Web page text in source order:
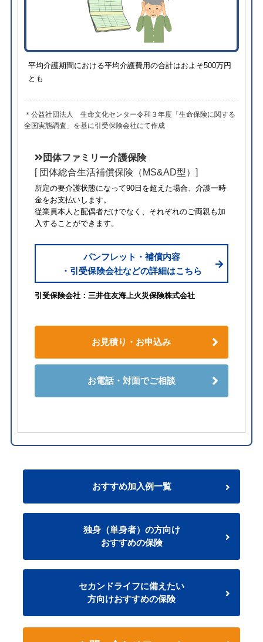
平均介護期間における平均介護費用の合計はおよそ500万円
とも
＊公益社団法人 生命文化センター令和３年度「生命保険に関する
全国実態調査」を基に引受保険会社にて作成
団体ファミリー介護保険
[ 団体総合生活補償保険（MS&AD型）]
所定の要介護状態になって90日を超えた場合、介護一時
金をお支払いします。
従業員本人と配偶者だけでなく、それぞれのご両親も加
入することができます。
パンフレット・補償内容
・引受保険会社などの詳細はこちら
引受保険会社：三井住友海上火災保険株式会社
お見積り・お申込み
お電話・対面でご相談
おすすめ加入例一覧
独身（単身者）の方向け
おすすめの保険
セカンドライフに備えたい
方向けおすすめの保険